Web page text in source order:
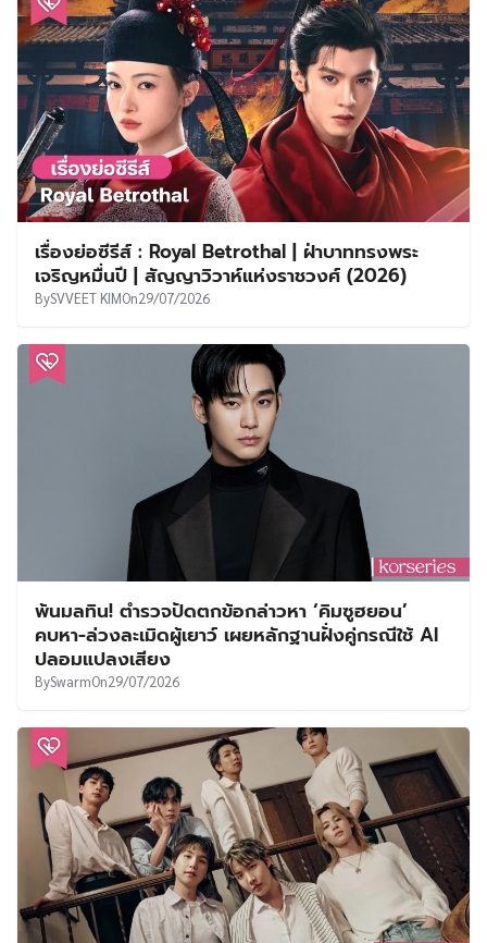
เรื่องย่อซีรีส์ : Royal Betrothal | ฝ่าบาททรงพระ
เจริญหมื่นปี | สัญญาวิวาห์แห่งราชวงศ์ (2026)
BySVVEET KIMOn29/07/2026
พ้นมลทิน! ตำรวจปัดตกข้อกล่าวหา ‘คิมซูฮยอน’
คบหา-ล่วงละเมิดผู้เยาว์ เผยหลักฐานฝั่งคู่กรณีใช้ AI
ปลอมแปลงเสียง
BySwarmOn29/07/2026